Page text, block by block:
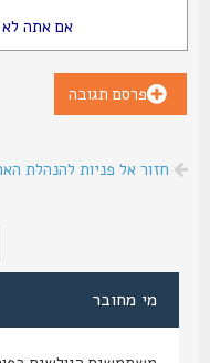
אם אתה לא
פרסם תגובה
חזור אל פניות להנהלת האתר
מי מחובר